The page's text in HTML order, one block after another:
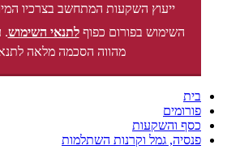
ייעוץ השקעות המתחשב בצרכיו
השימוש בפורום כפוףלתנאי השימוש.
מהווה הסכמה מלאה
בית
פורומים
כסף והשקעות
פנסיה, גמל וקרנות השתלמות